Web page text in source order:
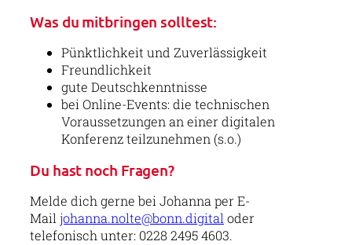
Was du mitbringen solltest:
Pünktlichkeit und Zuverlässigkeit
Freundlichkeit
gute Deutschkenntnisse
bei Online-Events: die technischen
Voraussetzungen an einer digitalen
Konferenz teilzunehmen (s.o.)
Du hast noch Fragen?
Melde dich gerne bei Johanna per E-
Mail johanna.nolte@bonn.digital oder
telefonisch unter: 0228 2495 4603.